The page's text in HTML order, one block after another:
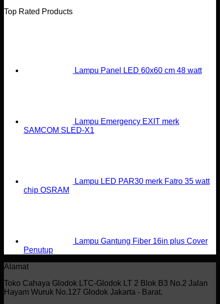
Top Rated Products
Lampu Panel LED 60x60 cm 48 watt
Lampu Emergency EXIT merk
SAMCOM SLED-X1
Lampu LED PAR30 merk Fatro 35 watt
chip OSRAM
Lampu Gantung Fiber 16in plus Cover
Penutup
Alamat
Toko Cahaya Glodok LTC-Glodok LT 2 Blok B3 No.2 Jalan
Hayam Wuruk No.127 Glodok Jakarta - Barat.